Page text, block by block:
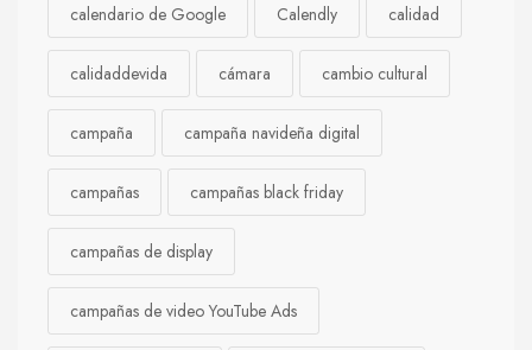
calendario de Google Calendly calidad
calidaddevida cámara cambio cultural
campaña campaña navideña digital
campañas campañas black friday
campañas de display
campañas de video YouTube Ads